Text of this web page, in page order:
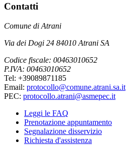
Contatti
Comune di Atrani
Via dei Dogi 24 84010 Atrani SA
Codice fiscale: 00463010652
P.IVA: 00463010652
Tel: +39089871185
Email: protocollo@comune.atrani.sa.it
PEC: protocollo.atrani@asmepec.it
Leggi le FAQ
Prenotazione appuntamento
Segnalazione disservizio
Richiesta d'assistenza